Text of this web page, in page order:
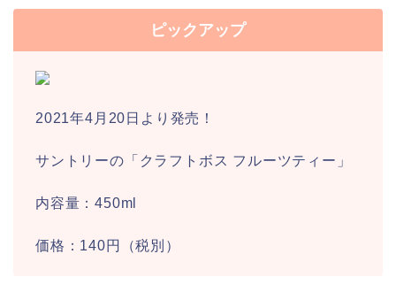
ピックアップ
2021年4月20日より発売！
サントリーの「クラフトボス フルーツティー」
内容量：450ml
価格：140円（税別）